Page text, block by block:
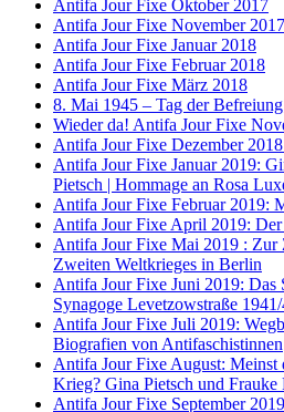
Antifa Jour Fixe Oktober 2017
Antifa Jour Fixe November 2017
Antifa Jour Fixe Januar 2018
Antifa Jour Fixe Februar 2018
Antifa Jour Fixe März 2018
8. Mai 1945 – Tag der
Wieder da! Antifa Jour Fixe
Antifa Jour Fixe Dezember
Antifa Jour Fixe Januar 2019:
Pietsch | Hommage an Rosa
Antifa Jour Fixe Februar 2019:
Antifa Jour Fixe April 2019: Der
Antifa Jour Fixe Mai 2019 : Zur
Zweiten Weltkrieges in Berlin
Antifa Jour Fixe Juni 2019: Das
Synagoge Levetzowstraße
Antifa Jour Fixe Juli 2019:
Biografien von Antifaschistinnen
Antifa Jour Fixe August: Meinst
Krieg? Gina Pietsch und Frauke
Antifa Jour Fixe September